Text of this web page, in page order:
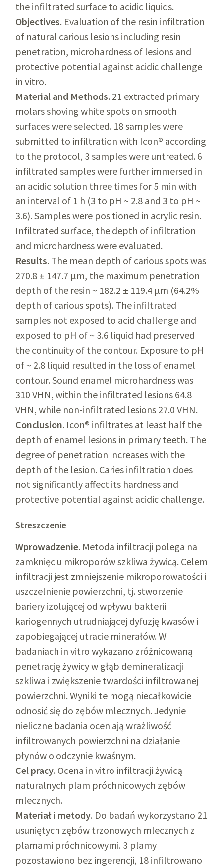
the infiltrated surface to acidic liquids.
Objectives. Evaluation of the resin infiltration
of natural carious lesions including resin
penetration, microhardness of lesions and
protective potential against acidic challenge
in vitro.
Material and Methods. 21 extracted primary
molars shoving white spots on smooth
surfaces were selected. 18 samples were
submitted to infiltration with Icon® according
to the protocol, 3 samples were untreated. 6
infiltrated samples were further immersed in
an acidic solution three times for 5 min with
an interval of 1 h (3 to pH ~ 2.8 and 3 to pH ~
3.6). Samples were positioned in acrylic resin.
Infiltrated surface, the depth of infiltration
and microhardness were evaluated.
Results. The mean depth of carious spots was
270.8 ± 147.7 μm, the maximum penetration
depth of the resin ~ 182.2 ± 119.4 μm (64.2%
depth of carious spots). The infiltrated
samples not exposed to acid challenge and
exposed to pH of ~ 3.6 liquid had preserved
the continuity of the contour. Exposure to pH
of ~ 2.8 liquid resulted in the loss of enamel
contour. Sound enamel microhardness was
310 VHN, within the infiltrated lesions 64.8
VHN, while non-infiltrated lesions 27.0 VHN.
Conclusion. Icon® infiltrates at least half the
depth of enamel lesions in primary teeth. The
degree of penetration increases with the
depth of the lesion. Caries infiltration does
not significantly affect its hardness and
protective potential against acidic challenge.
Streszczenie
Wprowadzenie. Metoda infiltracji polega na
zamknięciu mikroporów szkliwa żywicą. Celem
infiltracji jest zmniejszenie mikroporowatości i
uszczelnienie powierzchni, tj. stworzenie
bariery izolującej od wpływu bakterii
kariogennych utrudniającej dyfuzję kwasów i
zapobiegającej utracie minerałów. W
badaniach in vitro wykazano zróżnicowaną
penetrację żywicy w głąb demineralizacji
szkliwa i zwiększenie twardości infiltrowanej
powierzchni. Wyniki te mogą niecałkowicie
odnosić się do zębów mlecznych. Jedynie
nieliczne badania oceniają wrażliwość
infiltrowanych powierzchni na działanie
płynów o odczynie kwaśnym.
Cel pracy. Ocena in vitro infiltracji żywicą
naturalnych plam próchnicowych zębów
mlecznych.
Materiał i metody. Do badań wykorzystano 21
usuniętych zębów trzonowych mlecznych z
plamami próchnicowymi. 3 plamy
pozostawiono bez ingerencji, 18 infiltrowano